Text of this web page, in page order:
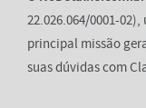
22.026.064/0001-
principal missão
suas dúvidas com